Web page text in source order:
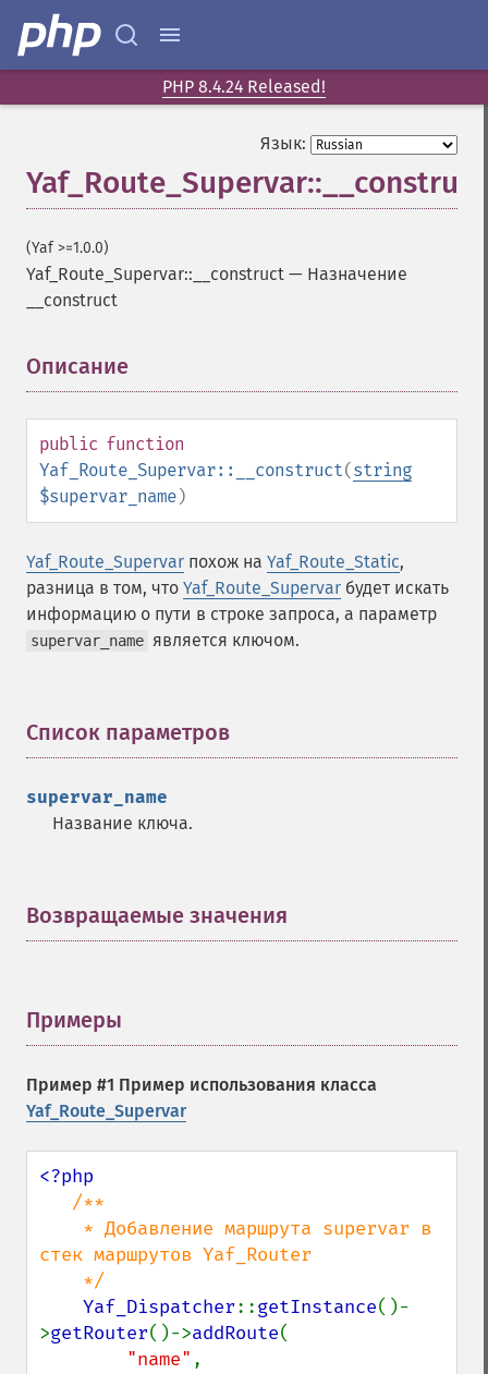
PHP 8.4.24 Released!
Язык:
Yaf_Route_Supervar::__construct
(Yaf >=1.0.0)
Yaf_Route_Supervar::__construct — Назначение
__construct
Описание
public function
Yaf_Route_Supervar::__construct(string
$supervar_name)
Yaf_Route_Supervar похож на Yaf_Route_Static,
разница в том, что Yaf_Route_Supervar будет искать
информацию о пути в строке запроса, а параметр
supervar_name является ключом.
Список параметров
supervar_name
Название ключа.
Возвращаемые значения
Примеры
Пример #1 Пример использования класса
Yaf_Route_Supervar
<?php
/**
стек маршрутов Yaf_Router
Yaf_Dispatcher::getInstance()-
>getRouter()->addRoute(
"name" ,